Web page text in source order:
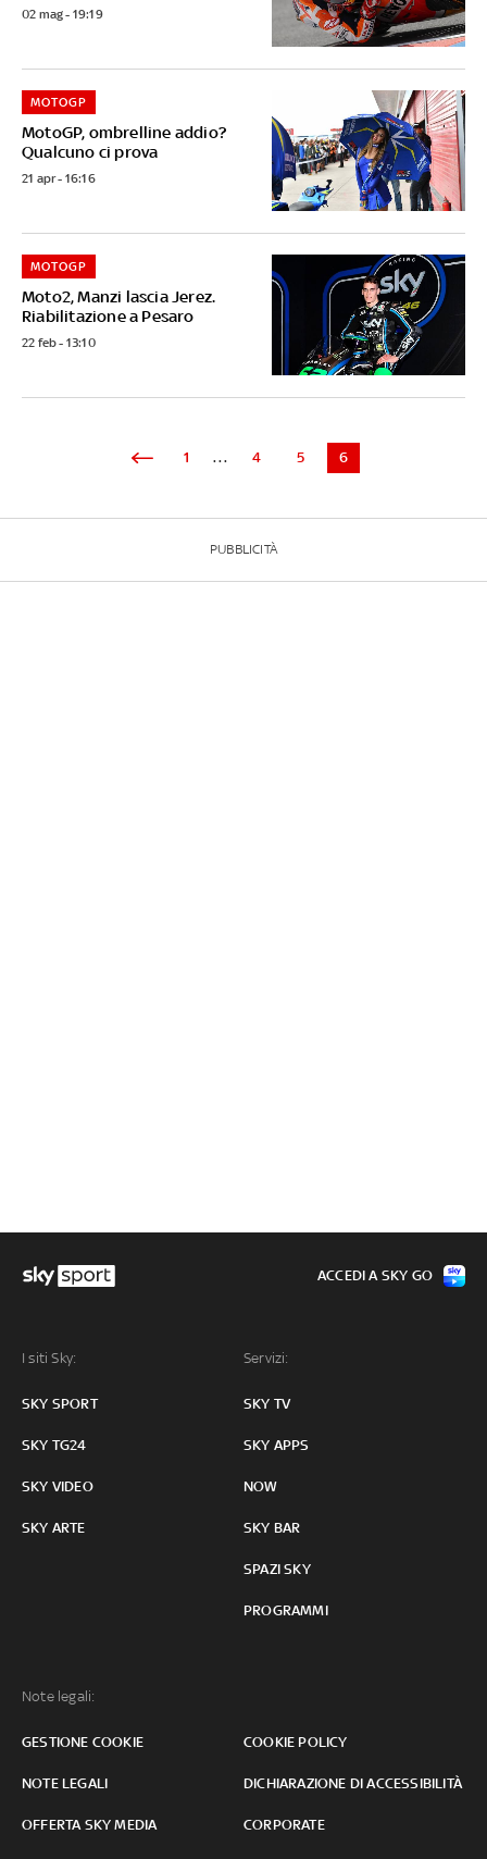
02 mag - 19:19
MotoGP, ombrelline addio?
Qualcuno ci prova
MOTOGP
21 apr - 16:16
Moto2, Manzi lascia Jerez.
Riabilitazione a Pesaro
MOTOGP
22 feb - 13:10
1 ... 4 5 6
PUBBLICITÀ
I siti Sky:
SKY SPORT
SKY TG24
SKY VIDEO
SKY ARTE
Servizi:
SKY TV
SKY APPS
NOW
SKY BAR
SPAZI SKY
PROGRAMMI
Note legali:
GESTIONE COOKIE COOKIE POLICY
NOTE LEGALI DICHIARAZIONE DI ACCESSIBILITÀ
OFFERTA SKY MEDIA CORPORATE
ACCEDI A SKY GO